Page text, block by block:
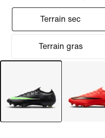
Terrain sec
Terrain gras